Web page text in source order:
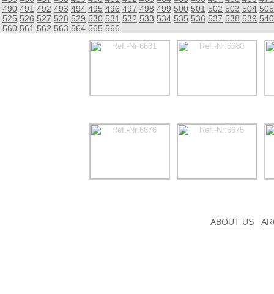
490 491 492 493 494 495 496 497 498 499 500 501 502 503 504 505
525 526 527 528 529 530 531 532 533 534 535 536 537 538 539 540
560 561 562 563 564 565 566
ABOUT US